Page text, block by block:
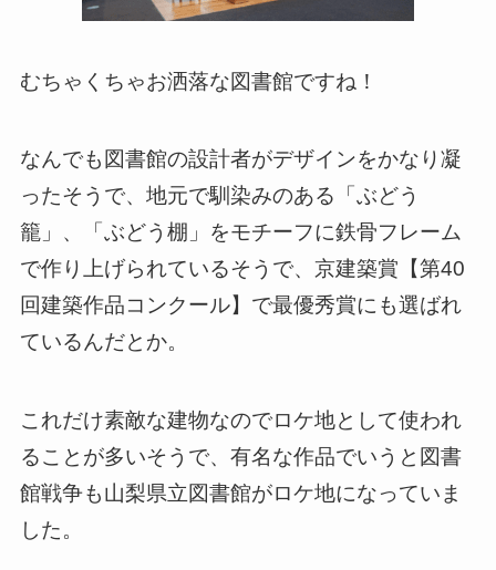
むちゃくちゃお洒落な図書館ですね！
なんでも図書館の設計者がデザインをかなり凝
ったそうで、地元で馴染みのある「ぶどう
籠」、「ぶどう棚」をモチーフに鉄骨フレーム
で作り上げられているそうで、京建築賞【第40
回建築作品コンクール】で最優秀賞にも選ばれ
ているんだとか。
これだけ素敵な建物なのでロケ地として使われ
ることが多いそうで、有名な作品でいうと図書
館戦争も山梨県立図書館がロケ地になっていま
した。